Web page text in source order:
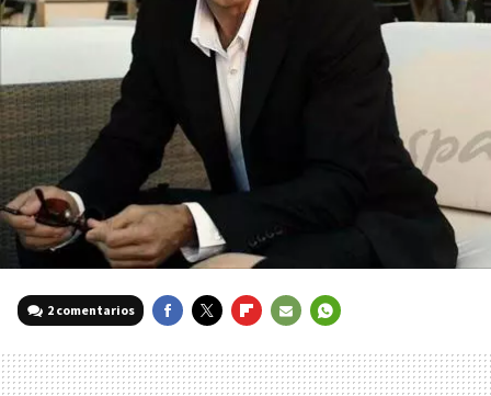
2 comentarios
MAIL